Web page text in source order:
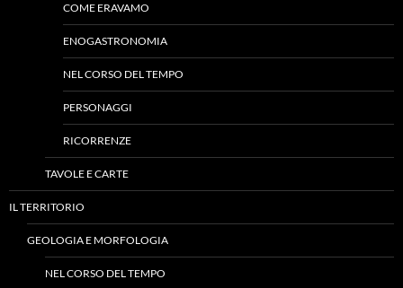
COME ERAVAMO
ENOGASTRONOMIA
NEL CORSO DEL TEMPO
PERSONAGGI
RICORRENZE
TAVOLE E CARTE
IL TERRITORIO
GEOLOGIA E MORFOLOGIA
NEL CORSO DEL TEMPO